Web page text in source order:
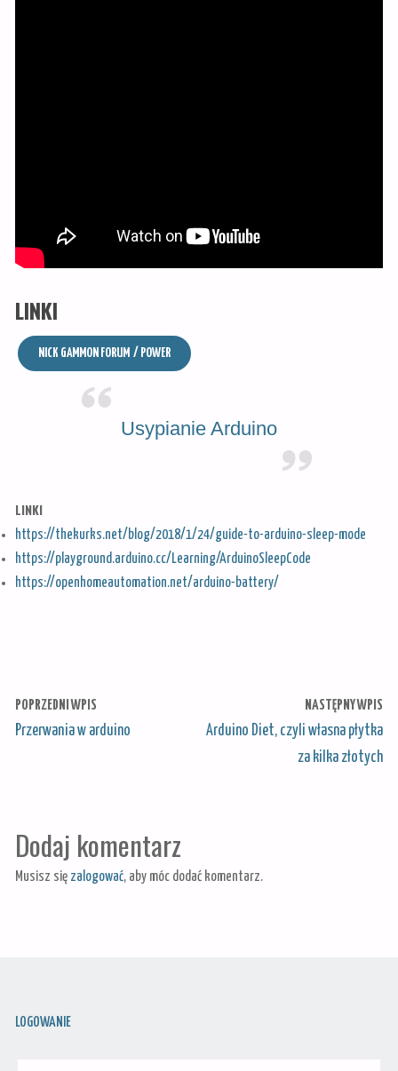
LINKI
NICK GAMMON FORUM / POWER
Usypianie Arduino
LINKI
https://thekurks.net/blog/2018/1/24/guide-to-arduino-sleep-mode
https://playground.arduino.cc/Learning/ArduinoSleepCode
https://openhomeautomation.net/arduino-battery/
POPRZEDNI WPIS
Przerwania w arduino
NASTĘPNY WPIS
Arduino Diet, czyli własna płytka
za kilka złotych
Dodaj komentarz
Musisz się zalogować, aby móc dodać komentarz.
LOGOWANIE